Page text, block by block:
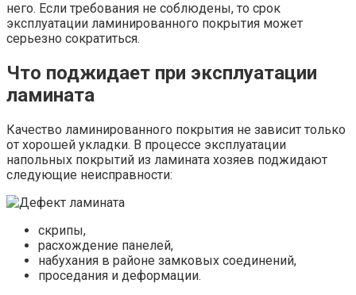
него. Если требования не соблюдены, то срок
эксплуатации ламинированного покрытия может
серьезно сократиться.
Что поджидает при эксплуатации
ламината
Качество ламинированного покрытия не зависит только
от хорошей укладки. В процессе эксплуатации
напольных покрытий из ламината хозяев поджидают
следующие неисправности:
скрипы,
расхождение панелей,
набухания в районе замковых соединений,
проседания и деформации.